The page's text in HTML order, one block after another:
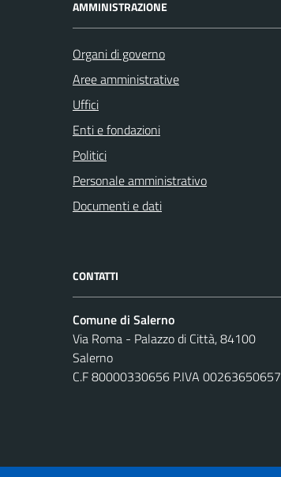
AMMINISTRAZIONE
Organi di governo
Aree amministrative
Uffici
Enti e fondazioni
Politici
Personale amministrativo
Documenti e dati
CONTATTI
Comune di Salerno
Via Roma - Palazzo di Città, 84100
Salerno
C.F 80000330656 P.IVA 00263650657